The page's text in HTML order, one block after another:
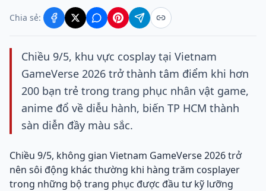
Chia sẻ:
Chiều 9/5, khu vực cosplay tại Vietnam
GameVerse 2026 trở thành tâm điểm khi hơn
200 bạn trẻ trong trang phục nhân vật game,
anime đổ về diễu hành, biến TP HCM thành
sàn diễn đầy màu sắc.
Chiều 9/5, không gian Vietnam GameVerse 2026 trở
nên sôi động khác thường khi hàng trăm cosplayer
trong những bộ trang phục được đầu tư kỹ lưỡng